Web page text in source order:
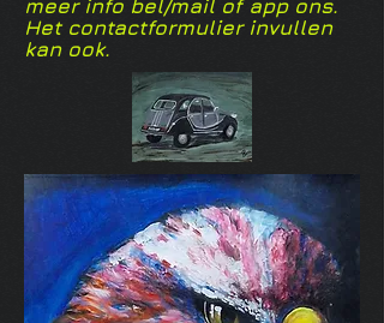
meer info bel/mail of app ons.
Het contactformulier invullen
kan ook.